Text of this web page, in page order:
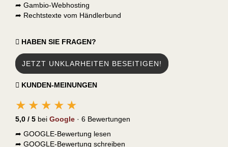
➦ Gambio-Webhosting
➦ Rechtstexte vom Händlerbund
HABEN SIE FRAGEN?
JETZT UNKLARHEITEN BESEITIGEN!
KUNDEN-MEINUNGEN
★★★★★
5,0 / 5 bei Google · 6 Bewertungen
➦ GOOGLE-Bewertung lesen
➦ GOOGLE-Bewertung schreiben